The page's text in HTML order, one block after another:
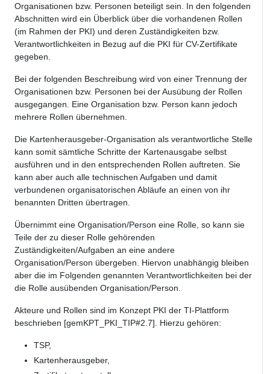
Organisationen bzw. Personen beteiligt sein. In den folgenden
Abschnitten wird ein Überblick über die vorhandenen Rollen
(im Rahmen der PKI) und deren Zuständigkeiten bzw.
Verantwortlichkeiten in Bezug auf die PKI für CV-Zertifikate
gegeben.
Bei der folgenden Beschreibung wird von einer Trennung der
Organisationen bzw. Personen bei der Ausübung der Rollen
ausgegangen. Eine Organisation bzw. Person kann jedoch
mehrere Rollen übernehmen.
Die Kartenherausgeber-Organisation als verantwortliche Stelle
kann somit sämtliche Schritte der Kartenausgabe selbst
ausführen und in den entsprechenden Rollen auftreten. Sie
kann aber auch alle technischen Aufgaben und damit
verbundenen organisatorischen Abläufe an einen von ihr
benannten Dritten übertragen.
Übernimmt eine Organisation/Person eine Rolle, so kann sie
Teile der zu dieser Rolle gehörenden
Zuständigkeiten/Aufgaben an eine andere
Organisation/Person übergeben. Hiervon unabhängig bleiben
aber die im Folgenden genannten Verantwortlichkeiten bei der
die Rolle ausübenden Organisation/Person.
Akteure und Rollen sind im Konzept PKI der TI-Plattform
beschrieben [gemKPT_PKI_TIP#2.7]. Hierzu gehören:
TSP,
Kartenherausgeber,